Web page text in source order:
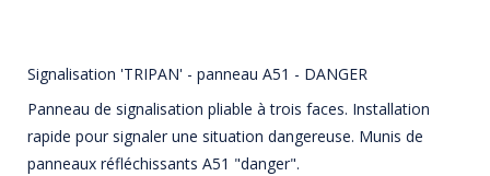
Signalisation 'TRIPAN' - panneau A51 - DANGER
Panneau de signalisation pliable à trois faces. Installation
rapide pour signaler une situation dangereuse. Munis de
panneaux réfléchissants A51 "danger".